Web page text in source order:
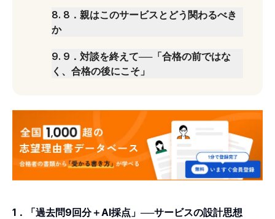
8. 8．親はこのサービスとどう関わるべき
か
9. 9．対談を終えて──「合格の前ではな
く、合格の後にこそ」
1．「過去問9回分＋AI採点」──サービスの設計思想